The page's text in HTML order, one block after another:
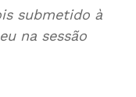
submetido à
na sessão